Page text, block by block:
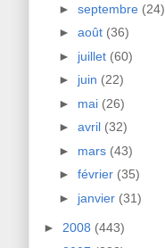
► septembre (24)
► août (36)
► juillet (60)
► juin (22)
► mai (26)
► avril (32)
► mars (43)
► février (35)
► janvier (31)
► 2008 (443)